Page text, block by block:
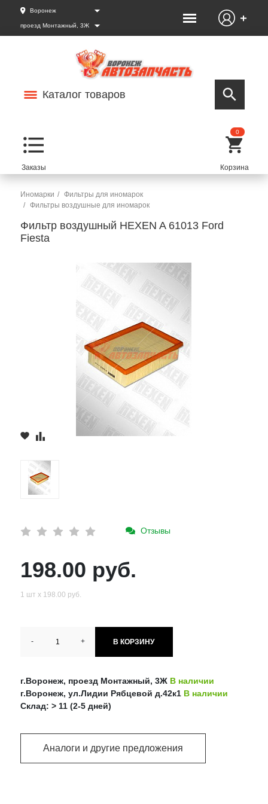
Воронеж
проезд Монтажный, 3Ж
Каталог товаров
0
Иномарки
Фильтры для иномарок
Фильтры воздушные для иномарок
Фильтр воздушный HEXEN A 61013 Ford
Fiesta
Отзывы
198.00 руб.
1 шт х 198.00 руб.
- + В КОРЗИНУ
г.Воронеж, проезд Монтажный, 3Ж В наличии
г.Воронеж, ул.Лидии Рябцевой д.42к1 В наличии
Склад: > 11 (2-5 дней)
Аналоги и другие предложения